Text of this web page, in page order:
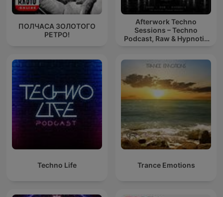
ПОЛЧАСА ЗОЛОТОГО
РЕТРО!
Afterwork Techno
Sessions – Techno
Podcast, Raw & Hypnotic
Techno Life Trance Emotions